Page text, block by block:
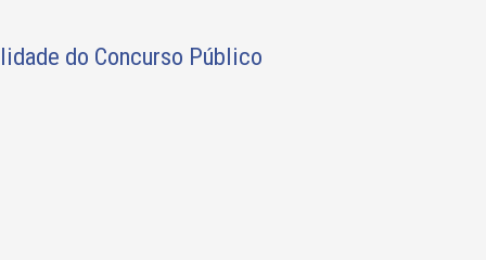
do Concurso Público